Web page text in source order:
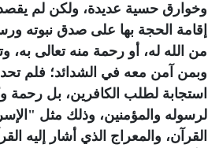
وخوارق حسية عديدة، ولكن لم يقصد
إقامة الحجة بها على صدق نبوته
من الله له، أو رحمة منه تعالى به،
وبمن آمن معه في الشدائد؛ فلم
استجابة لطلب الكافرين، بل رحمة
لرسوله والمؤمنين، وذلك مثل
القرآن، والمعراج الذي أشار إليه